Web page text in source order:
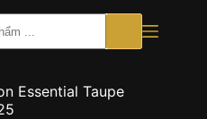
Essential Taupe